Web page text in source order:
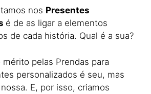
nos Presentes
é de as ligar a elementos
de cada história. Qual é a sua?
pelas Prendas para
personalizados é seu, mas
E, por isso, criamos